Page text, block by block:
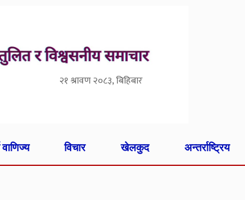
२१ श्रावण २०८३, बिहिबार
विचार खेलकुद अन्तर्राष्ट्रिय